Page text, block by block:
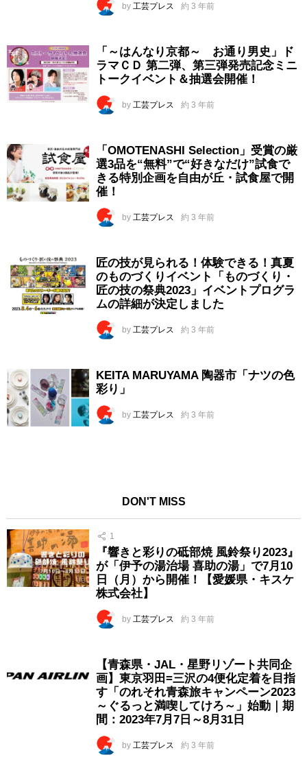
by 工芸プレス 約 3 年前
「～はんなり京都～ お通り男史」ド
ラマＣＤ 第二弾、第三弾発売記念ミニ
トークイベント＆抽選会開催！
by 工芸プレス 約 3 年前
「OMOTENASHI Selection」受賞の厳
選3品を“無料”で“好きなだけ”試食で
きる特別企画を自由が丘・試食屋で開
催！
by 工芸プレス 約 3 年前
匠の技が見られる！体験できる！真夏
のものづくりイベント「ものづくり・
匠の技の祭典2023」イベントプログラ
ムの詳細が決定しました
by 工芸プレス 約 3 年前
KEITA MARUYAMA 陶器市「ナツの色
彩り」
by 工芸プレス 約 3 年前
DON'T MISS
1
『響きと彩りの砥部焼 風鈴祭り2023』
が「伊予の湯治場 喜助の湯」で7月10
日（月）から開催！【愛媛県・キスケ
株式会社】
by 工芸プレス 約 3 年前
【青森県・JAL・星野リゾート共同企
画】東京羽田=三沢の4便化定着を目指
す「のれそれ青森旅キャンペーン2023
～ぐるっと満喫してけろ～」始動｜期
間：2023年7月7日～8月31日
by 工芸プレス 約 3 年前